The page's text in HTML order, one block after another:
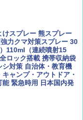
）2026年9月号【特
年を祝して！
パ
ェコ ポーランド スロヴ
球の歩き方A ヨーロッ
幅200 2-3人用 43
ョン 山善] 傘みたいに
とテント ブラックコ
ーズ メッシュ 3-4人用
プテント エクルベージ
スプレー 熊スプレー
強力クマ対策スプレー 30
110ml（連続噴射15
ロック搭載 携帯収納袋
対策 自治体・教育機
ャンプ・アウトドア・
能 緊急時用 日本国内発